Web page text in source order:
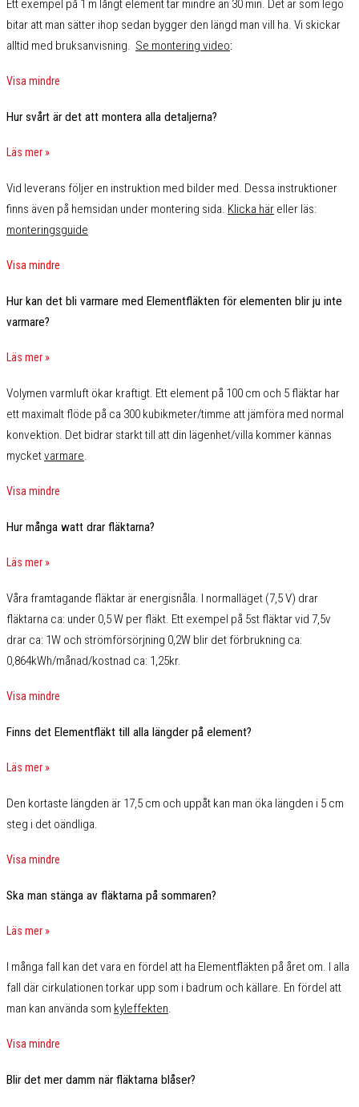
Ett exempel på 1 m långt element tar mindre än 30 min. Det är som lego
bitar att man sätter ihop sedan bygger den längd man vill ha. Vi skickar
alltid med bruksanvisning. Se montering video:
Visa mindre
Hur svårt är det att montera alla detaljerna?
Läs mer »
Vid leverans följer en instruktion med bilder med. Dessa instruktioner
finns även på hemsidan under montering sida. Klicka här eller läs:
monteringsguide
Visa mindre
Hur kan det bli varmare med Elementfläkten för elementen blir ju inte
varmare?
Läs mer »
Volymen varmluft ökar kraftigt. Ett element på 100 cm och 5 fläktar har
ett maximalt flöde på ca 300 kubikmeter/timme att jämföra med normal
konvektion. Det bidrar starkt till att din lägenhet/villa kommer kännas
mycketvarmare
Visa mindre
Hur många watt drar fläktarna?
Läs mer »
Våra framtagande fläktar är energisnåla. I normalläget (7,5 V) drar
fläktarna ca: under 0,5 W per fläkt. Ett exempel på 5st fläktar vid 7,5v
drar ca: 1W och strömförsörjning 0,2W blir det förbrukning ca:
0,864kWh/månad/kostnad ca: 1,25kr.
Visa mindre
Finns det Elementfläkt till alla längder på element?
Läs mer »
Den kortaste längden är 17,5 cm och uppåt kan man öka längden i 5 cm
steg i det oändliga.
Visa mindre
Ska man stänga av fläktarna på sommaren?
Läs mer »
I många fall kan det vara en fördel att ha Elementfläkten på året om. I alla
fall där cirkulationen torkar upp som i badrum och källare. En fördel att
man kan använda som kyleffekten
Visa mindre
Blir det mer damm när fläktarna blåser?